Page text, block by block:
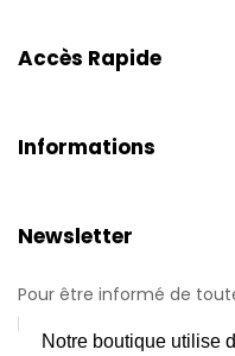
Notre boutique utilise
Accès Rapide
Informations
Newsletter
Pour être informé de
promotions.